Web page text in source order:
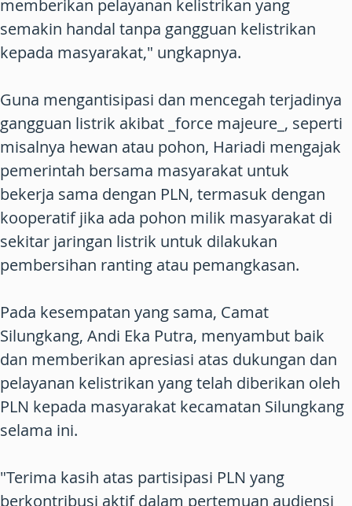
memberikan pelayanan kelistrikan yang
semakin handal tanpa gangguan kelistrikan
kepada masyarakat," ungkapnya.
Guna mengantisipasi dan mencegah terjadinya
gangguan listrik akibat _force majeure_, seperti
misalnya hewan atau pohon, Hariadi mengajak
pemerintah bersama masyarakat untuk
bekerja sama dengan PLN, termasuk dengan
kooperatif jika ada pohon milik masyarakat di
sekitar jaringan listrik untuk dilakukan
pembersihan ranting atau pemangkasan.
Pada kesempatan yang sama, Camat
Silungkang, Andi Eka Putra, menyambut baik
dan memberikan apresiasi atas dukungan dan
pelayanan kelistrikan yang telah diberikan oleh
PLN kepada masyarakat kecamatan Silungkang
selama ini.
"Terima kasih atas partisipasi PLN yang
berkontribusi aktif dalam pertemuan audiensi